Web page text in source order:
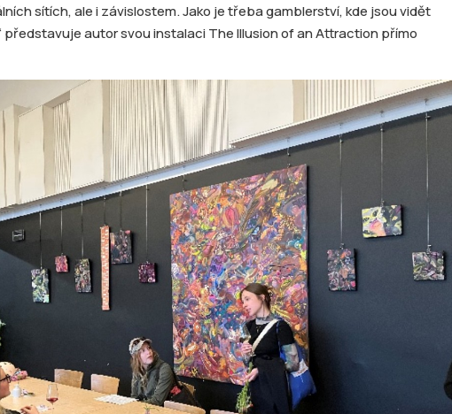
sítích, ale i závislostem. Jako je třeba gamblerství, kde jsou vidět
představuje autor svou instalaci The Illusion of an Attraction přímo